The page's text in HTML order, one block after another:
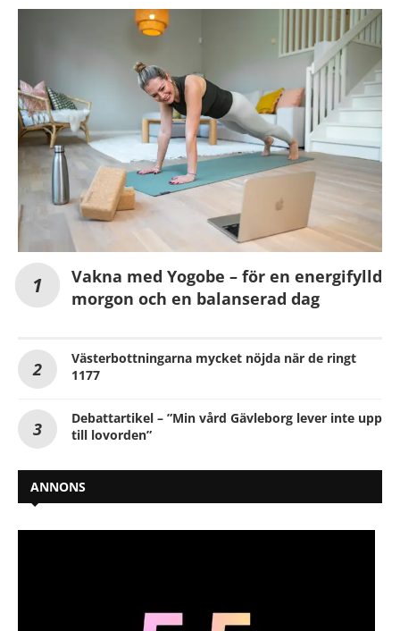
Vakna med Yogobe – för en energifylld
morgon och en balanserad dag
Västerbottningarna mycket nöjda när de ringt
1177
Debattartikel – ”Min vård Gävleborg lever inte upp
till lovorden”
ANNONS